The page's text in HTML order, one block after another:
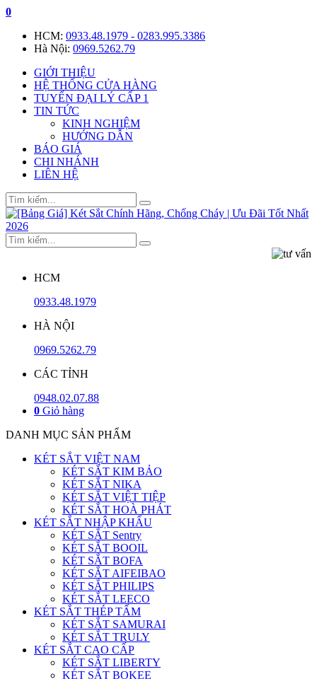
0
HCM: 0933.48.1979 - 0283.995.3386
Hà Nội: 0969.5262.79
GIỚI THIỆU
HỆ THỐNG CỬA HÀNG
TUYỂN ĐẠI LÝ CẤP 1
TIN TỨC
KINH NGHIỆM
HƯỚNG DẪN
BÁO GIÁ
CHI NHÁNH
LIÊN HỆ
HCM
0933.48.1979
HÀ NỘI
0969.5262.79
CÁC TỈNH
0948.02.07.88
0 Giỏ hàng
DANH MỤC SẢN PHẨM
KÉT SẮT VIỆT NAM
KÉT SẮT KIM BẢO
KÉT SẮT NIKA
KÉT SẮT VIỆT TIỆP
KÉT SẮT HOÀ PHÁT
KÉT SẮT NHẬP KHẨU
KÉT SẮT Sentry
KÉT SẮT BOOIL
KÉT SẮT BOFA
KÉT SẮT AIFEIBAO
KÉT SẮT PHILIPS
KÉT SẮT LEECO
KÉT SẮT THÉP TẤM
KÉT SẮT SAMURAI
KÉT SẮT TRULY
KÉT SẮT CAO CẤP
KÉT SẮT LIBERTY
KÉT SẮT BOKEE